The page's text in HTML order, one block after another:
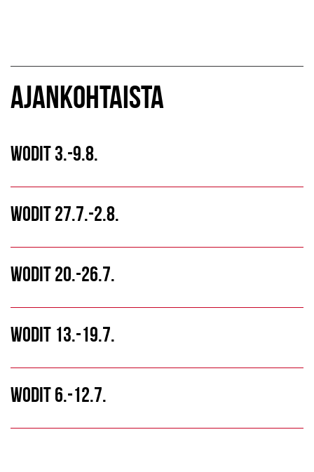
AJANKOHTAISTA
WODIT 3.-9.8.
WODIT 27.7.-2.8.
WODIT 20.-26.7.
WODIT 13.-19.7.
WODIT 6.-12.7.